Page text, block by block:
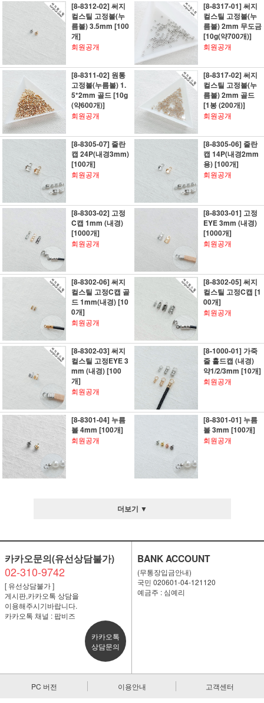
[8-8312-02] 써지
컬스틸 고정볼(누
름볼) 3.5mm [100
개]
회원공개
[8-8317-01] 써지
컬스틸 고정볼(누
름볼) 2mm 무도금
[10g(약700개)]
회원공개
[8-8311-02] 원통
고정볼(누름볼) 1.
5*2mm 골드 [10g
(약600개)]
회원공개
[8-8317-02] 써지
컬스틸 고정볼(누
름볼) 2mm 골드
[1봉 (200개)]
회원공개
[8-8305-07] 줄란
캡 24P(내경3mm)
[100개]
회원공개
[8-8305-06] 줄란
캡 14P(내경2mm
용) [100개]
회원공개
[8-8303-02] 고정
C캡 1mm (내경)
[1000개]
회원공개
[8-8303-01] 고정
EYE 3mm (내경)
[1000개]
회원공개
[8-8302-06] 써지
컬스틸 고정C캡 골
드 1mm(내경) [10
0개]
회원공개
[8-8302-05] 써지
컬스틸 고정C캡 [1
00개]
회원공개
[8-8302-03] 써지
컬스틸 고정EYE 3
mm (내경) [100
개]
회원공개
[8-1000-01] 가죽
줄 홀드캡 (내경)
약1/2/3mm [10개]
회원공개
[8-8301-04] 누름
볼 4mm [100개]
회원공개
[8-8301-01] 누름
볼 3mm [100개]
회원공개
더보기 ▼
카카오문의(유선상담불가)
02-310-9742
[ 유선상담불가 ]
게시판,카카오톡 상담을
이용해주시기바랍니다.
카카오톡 채널 : 팝비즈
카카오톡
상담문의
BANK ACCOUNT
(무통장입금안내)
국민 020601-04-121120
예금주 : 심예리
PC 버전 이용안내 고객센터